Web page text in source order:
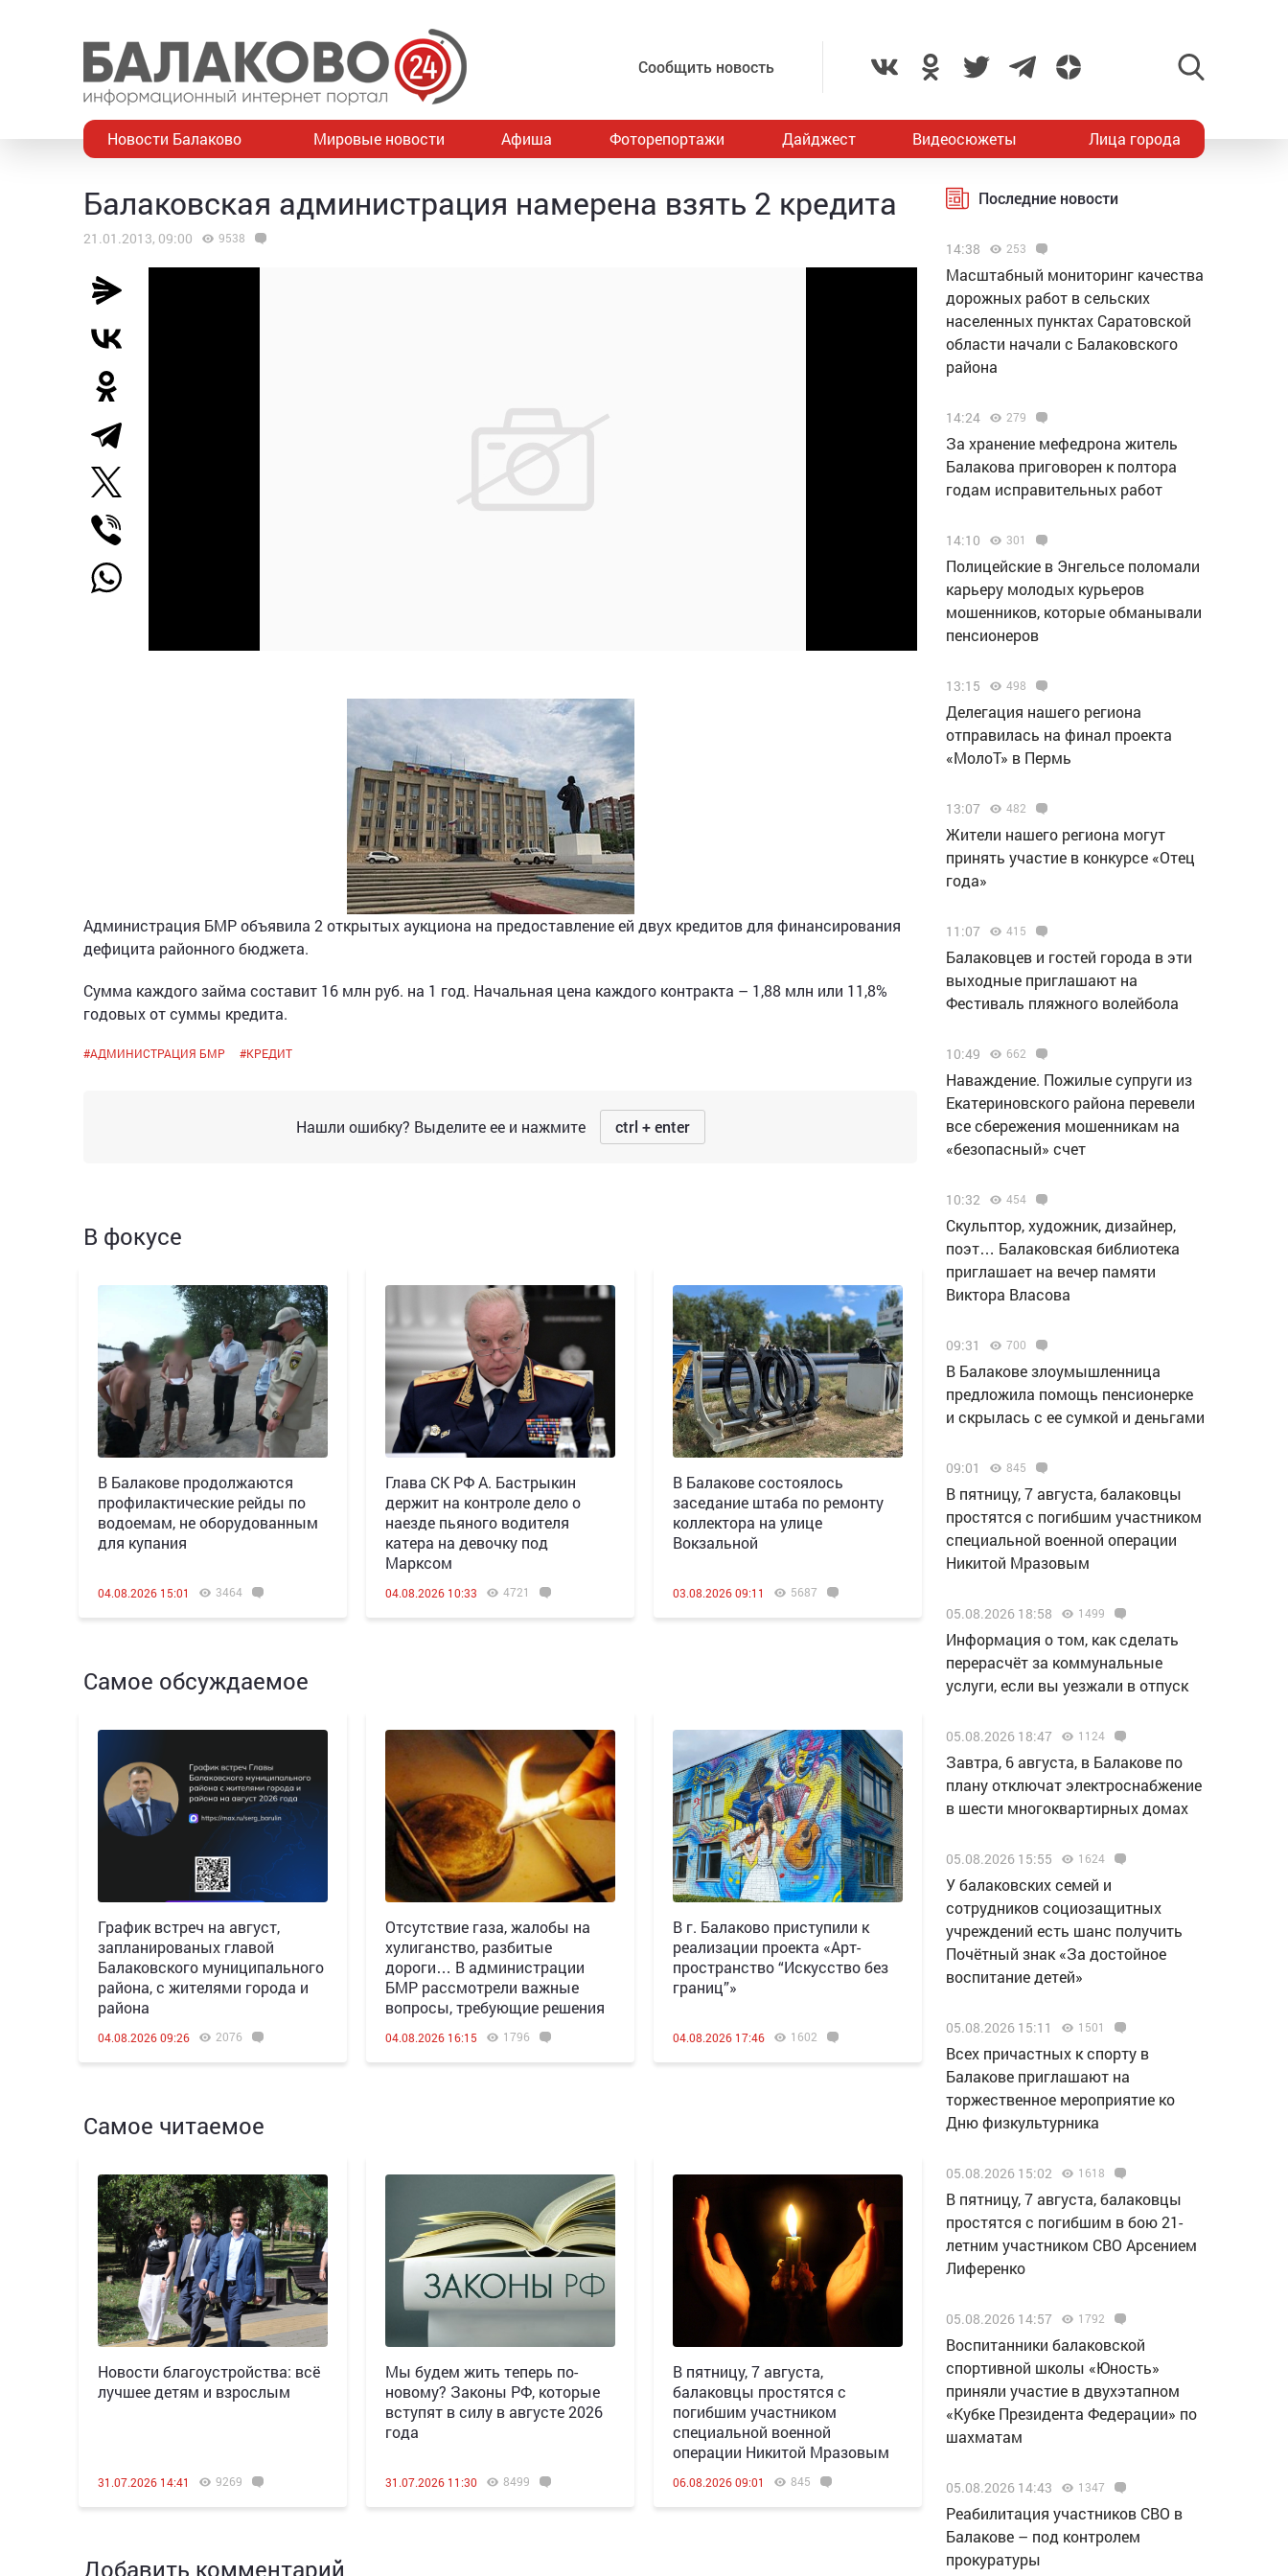
Сообщить новость
Новости Балаково Мировые новости Афиша Фоторепортажи Дайджест Видеосюжеты Лица города
Балаковская администрация намерена взять 2 кредита
21.01.2013, 09:00 9538
Администрация БМР объявила 2 открытых аукциона на предоставление ей двух кредитов для финансирования
дефицита районного бюджета.
Сумма каждого займа составит 16 млн руб. на 1 год. Начальная цена каждого контракта – 1,88 млн или 11,8%
годовых от суммы кредита.
#АДМИНИСТРАЦИЯ БМР #КРЕДИТ
Нашли ошибку? Выделите ее и нажмите ctrl + enter
В фокусе
В Балакове продолжаются
профилактические рейды по
водоемам, не оборудованным
для купания
04.08.2026 15:01 3464
Глава СК РФ А. Бастрыкин
держит на контроле дело о
наезде пьяного водителя
катера на девочку под
Марксом
04.08.2026 10:33 4721
В Балакове состоялось
заседание штаба по ремонту
коллектора на улице
Вокзальной
03.08.2026 09:11 5687
Самое обсуждаемое
График встреч на август,
запланированых главой
Балаковского муниципального
района, с жителями города и
района
04.08.2026 09:26 2076
Отсутствие газа, жалобы на
хулиганство, разбитые
дороги… В администрации
БМР рассмотрели важные
вопросы, требующие решения
04.08.2026 16:15 1796
В г. Балаково приступили к
реализации проекта «Арт-
пространство “Искусство без
границ”»
04.08.2026 17:46 1602
Самое читаемое
Новости благоустройства: всё
лучшее детям и взрослым
31.07.2026 14:41 9269
Мы будем жить теперь по-
новому? Законы РФ, которые
вступят в силу в августе 2026
года
31.07.2026 11:30 8499
В пятницу, 7 августа,
балаковцы простятся с
погибшим участником
специальной военной
операции Никитой Мразовым
06.08.2026 09:01 845
Добавить комментарий
Последние новости
14:38 253
Масштабный мониторинг качества
дорожных работ в сельских
населенных пунктах Саратовской
области начали с Балаковского
района
14:24 279
За хранение мефедрона житель
Балакова приговорен к полтора
годам исправительных работ
14:10 301
Полицейские в Энгельсе поломали
карьеру молодых курьеров
мошенников, которые обманывали
пенсионеров
13:15 498
Делегация нашего региона
отправилась на финал проекта
«МолоТ» в Пермь
13:07 482
Жители нашего региона могут
принять участие в конкурсе «Отец
года»
11:07 415
Балаковцев и гостей города в эти
выходные приглашают на
Фестиваль пляжного волейбола
10:49 662
Наваждение. Пожилые супруги из
Екатериновского района перевели
все сбережения мошенникам на
«безопасный» счет
10:32 454
Скульптор, художник, дизайнер,
поэт… Балаковская библиотека
приглашает на вечер памяти
Виктора Власова
09:31 700
В Балакове злоумышленница
предложила помощь пенсионерке
и скрылась с ее сумкой и деньгами
09:01 845
В пятницу, 7 августа, балаковцы
простятся с погибшим участником
специальной военной операции
Никитой Мразовым
05.08.2026 18:58 1499
Информация о том, как сделать
перерасчёт за коммунальные
услуги, если вы уезжали в отпуск
05.08.2026 18:47 1124
Завтра, 6 августа, в Балакове по
плану отключат электроснабжение
в шести многоквартирных домах
05.08.2026 15:55 1624
У балаковских семей и
сотрудников социозащитных
учреждений есть шанс получить
Почётный знак «За достойное
воспитание детей»
05.08.2026 15:11 1501
Всех причастных к спорту в
Балакове приглашают на
торжественное мероприятие ко
Дню физкультурника
05.08.2026 15:02 1618
В пятницу, 7 августа, балаковцы
простятся с погибшим в бою 21-
летним участником СВО Арсением
Лиференко
05.08.2026 14:57 1792
Воспитанники балаковской
спортивной школы «Юность»
приняли участие в двухэтапном
«Кубке Президента Федерации» по
шахматам
05.08.2026 14:43 1347
Реабилитация участников СВО в
Балакове – под контролем
прокуратуры